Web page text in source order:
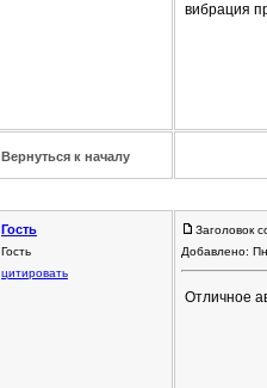
вибрация
Вернуться к началу
Гость
Гость
цитировать
Заголовок
Добавлено:
Отличное